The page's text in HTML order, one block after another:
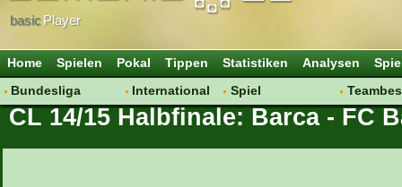
basicPlayer
Home Spielen Pokal Tippen Statistiken Analysen
Bundesliga
Hot News
International
Vereine
Spiel
Regeln & Tipps
CL 14/15 Halbfinale: Barca - FC